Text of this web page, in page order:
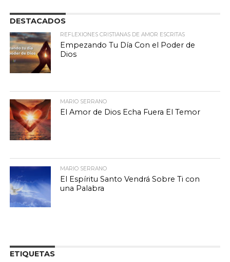
DESTACADOS
REFLEXIONES CRISTIANAS DE AMOR ESCRITAS
Empezando Tu Día Con el Poder de
Dios
MARIO SERRANO
El Amor de Dios Echa Fuera El Temor
MARIO SERRANO
El Espíritu Santo Vendrá Sobre Ti con
una Palabra
ETIQUETAS